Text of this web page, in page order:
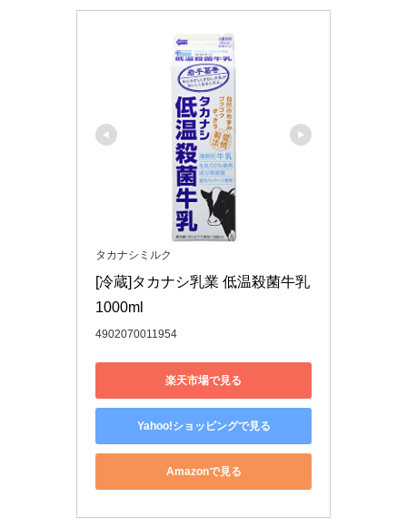
タカナシミルク
[冷蔵]タカナシ乳業 低温殺菌牛乳
1000ml
4902070011954
楽天市場で見る
Yahoo!ショッピングで見る
Amazonで見る